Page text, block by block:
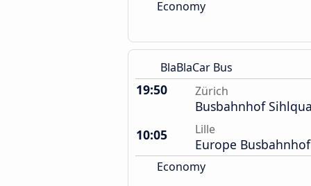
Economy
BlaBlaCar Bus
19:50 Zürich
Busbahnhof
10:05
Lille
Europe Busbahnhof
Economy